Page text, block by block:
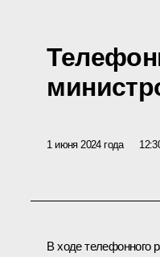
1 июня 2024 года
В ходе телефонного